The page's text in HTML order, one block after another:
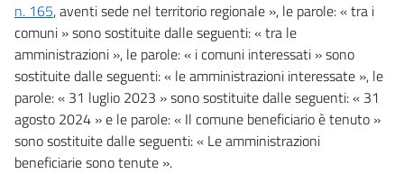
n. 165, aventi sede nel territorio regionale », le parole: « tra i
comuni » sono sostituite dalle seguenti: « tra le
amministrazioni », le parole: « i comuni interessati » sono
sostituite dalle seguenti: « le amministrazioni interessate », le
parole: « 31 luglio 2023 » sono sostituite dalle seguenti: « 31
agosto 2024 » e le parole: « Il comune beneficiario è tenuto »
sono sostituite dalle seguenti: « Le amministrazioni
beneficiarie sono tenute ».